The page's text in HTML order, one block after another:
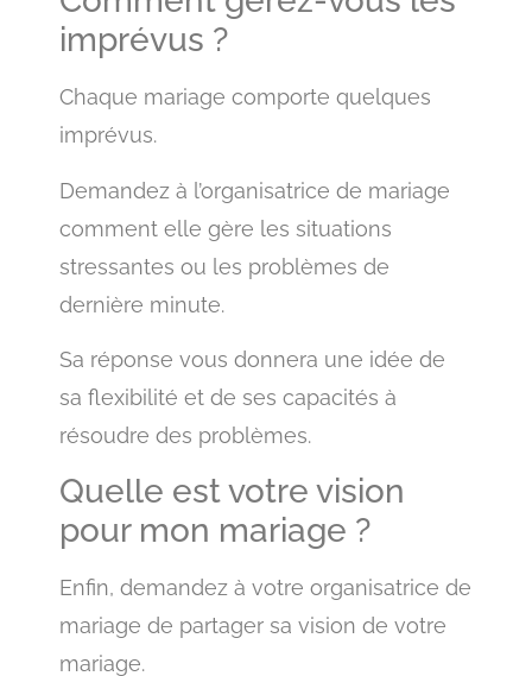
imprévus ?
Chaque mariage comporte quelques
imprévus.
Demandez à l’organisatrice de mariage
comment elle gère les situations
stressantes ou les problèmes de
dernière minute.
Sa réponse vous donnera une idée de
sa flexibilité et de ses capacités à
résoudre des problèmes.
Quelle est votre vision
pour mon mariage ?
Enfin, demandez à votre organisatrice de
mariage de partager sa vision de votre
mariage.